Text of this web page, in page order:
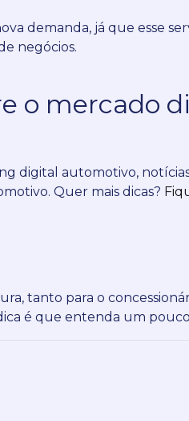
demanda, já que esse
negócios.
o mercado
digital automotivo,
Quer mais dicas?
tanto para o
é que entenda um